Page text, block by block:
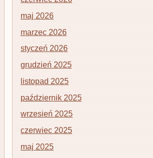
maj 2026
marzec 2026
styczeń 2026
grudzień 2025
listopad 2025
październik 2025
wrzesień 2025
czerwiec 2025
maj 2025